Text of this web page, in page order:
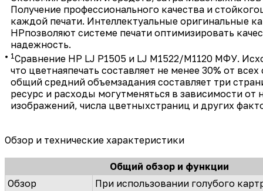
Получение профессионального качества и
каждой печати. Интеллектуальные оригинальные
HPпозволяют системе печати оптимизировать
надежность.
• 1Сравнение HP LJ P1505 и LJ M1522/M1120 МФУ.
что цветнаяпечать составляет не менее 30% от
общий средний объемзадания составляет три
ресурс и расходы могутменяться в зависимости от
изображений, числа цветныхстраниц и других
Обзор и технические характеристики
Общий обзор и функции
Обзор
При использовании голубого